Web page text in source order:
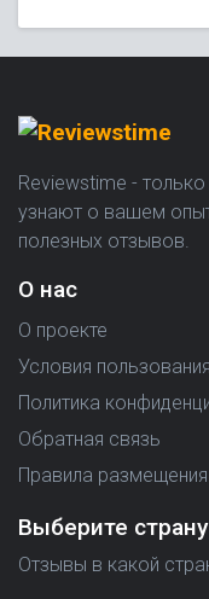
Reviewstime -
узнают о вашем
полезных отзывов.
О нас
О проекте
Условия пользования
Политика
Обратная связь
Правила
Выберите страну
Отзывы в какой